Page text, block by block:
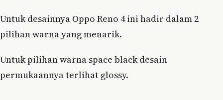
Untuk desainnya Oppo Reno 4 ini hadir dalam 2
pilihan warna yang menarik.
Untuk pilihan warna space black desain
permukaannya terlihat glossy.